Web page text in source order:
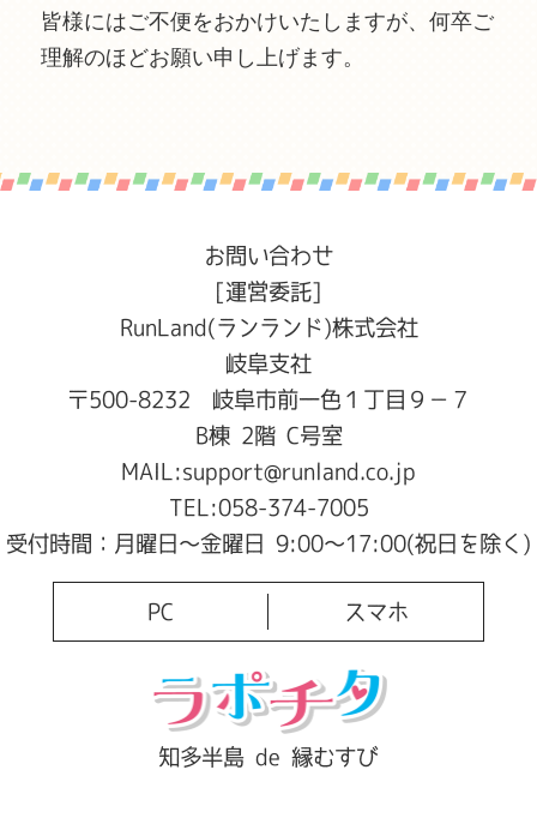
皆様にはご不便をおかけいたしますが、何卒ご
理解のほどお願い申し上げます。
お問い合わせ
[運営委託]
RunLand(ランランド)株式会社
岐阜支社
〒500-8232 岐阜市前一色１丁目９−７
B棟 2階 C号室
MAIL:support@runland.co.jp
TEL:058-374-7005
受付時間：月曜日～金曜日 9:00～17:00(祝日を除く)
PC スマホ
知多半島 de 縁むすび